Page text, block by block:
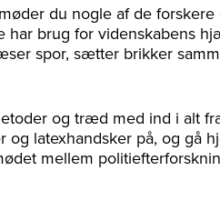
du nogle af de forskere
har brug for videnskabens
spor, sætter brikker
og træd med ind i alt
latexhandsker på, og gå
mellem